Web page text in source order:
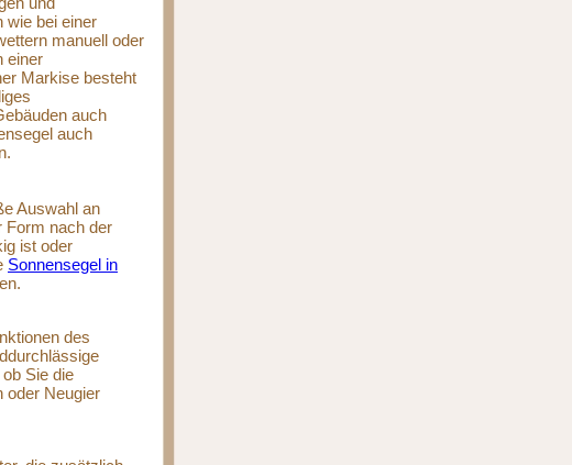
wie bei einer
manuell oder
einer
Markise besteht
auch
auch
Auswahl an
Form nach der
ist oder
Sonnensegel in
des
Sie die
oder Neugier